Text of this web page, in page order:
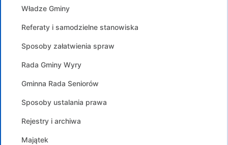
Władze Gminy
Referaty i samodzielne stanowiska
Sposoby załatwienia spraw
Rada Gminy Wyry
Gminna Rada Seniorów
Sposoby ustalania prawa
Rejestry i archiwa
Majątek